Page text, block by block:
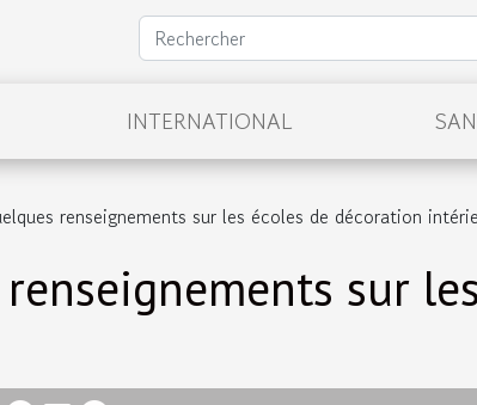
INTERNATIONAL
renseignements sur les écoles de décoration
sur